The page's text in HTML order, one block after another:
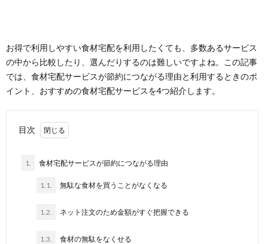
お得で利用しやすい食材宅配を利用したくても、多数あるサービス
の中から比較したり、選んだりするのは難しいですよね。この記事
では、食材宅配サービスが節約につながる理由と利用するときのポ
イント、おすすめの食材宅配サービスを4つ紹介します。
目次
1. 食材宅配サービスが節約につながる理由
1.1. 無駄な食材を買うことがなくなる
1.2. ネット注文のため金額がすぐ把握できる
1.3. 食材の無駄をなくせる